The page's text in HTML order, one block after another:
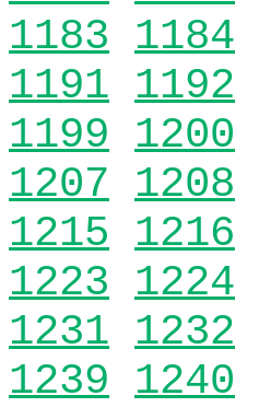
1183 1184
1191 1192
1199 1200
1207 1208
1215 1216
1223 1224
1231 1232
1239 1240